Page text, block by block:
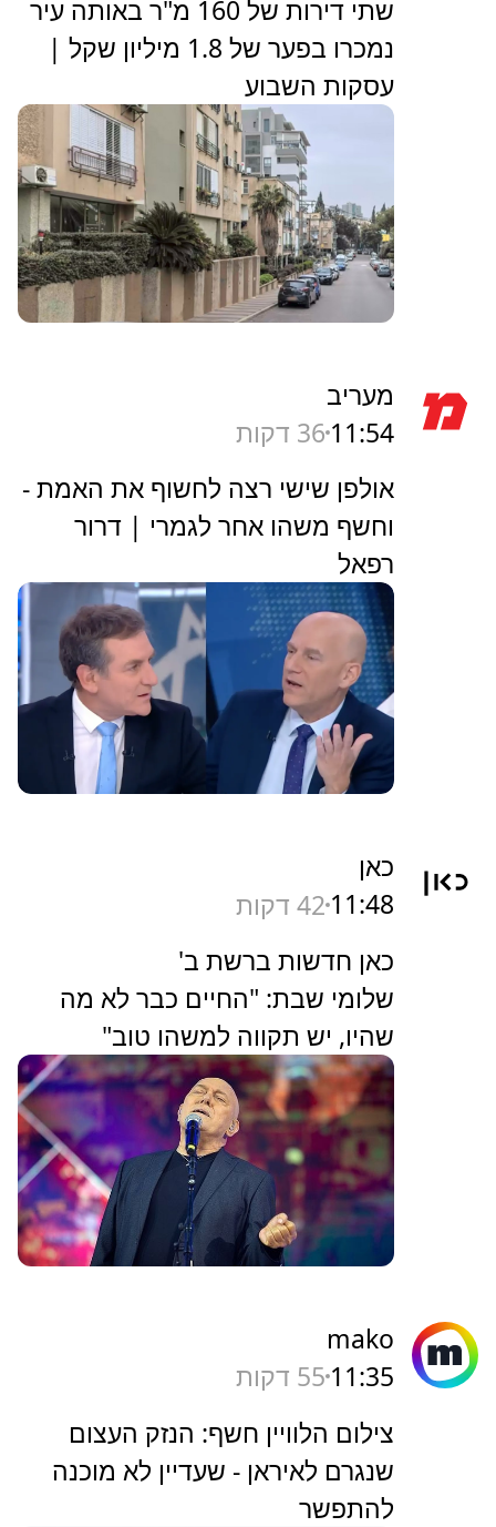
‏שתי דירות של 160 מ"ר באותה עיר
נמכרו בפער של 1.8 מיליון שקל |
עסקות השבוע
מעריב
11:54 36 דקות
אולפן שישי רצה לחשוף את האמת -
וחשף משהו אחר לגמרי | דרור
רפאל
כאן
11:48 42 דקות
כאן חדשות ברשת ב'
שלומי שבת: "החיים כבר לא מה
שהיו, יש תקווה למשהו טוב"
mako
11:35 55 דקות
צילום הלוויין חשף: הנזק העצום
שנגרם לאיראן - שעדיין לא מוכנה
להתפשר